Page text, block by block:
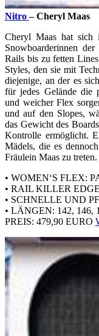
Nitro– Cheryl Maas
Cheryl Maas hat sich
Snowboarderinnen
Rails bis zu fetten
Styles, den sie mit
diejenige, an der es
für jedes Gelände die
und weicher Flex
und auf den Slopes,
das Gewicht des
Kontrolle ermöglicht.
Mädels, die es
Fräulein Maas zu treten.
• WOMEN‘S FLEX:
• RAIL KILLER
• SCHNELLE UND
• LÄNGEN: 142, 146,
PREIS: 479,90 EURO